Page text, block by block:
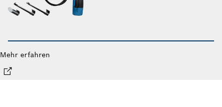
Mehr erfahren